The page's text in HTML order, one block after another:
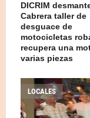
DICRIM
Cabrera taller de
desguace de
motocicletas
recupera una
varias piezas
LOCALES